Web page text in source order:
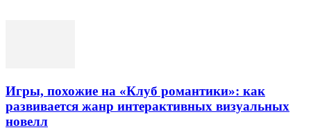
Игры, похожие на «Клуб романтики»: как
развивается жанр интерактивных визуальных
новелл